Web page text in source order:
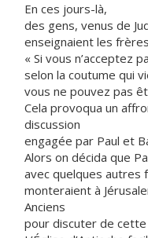
En ces jours-là,
des gens, venus de
enseignaient les
« Si vous n’acceptez
selon la coutume qui
vous ne pouvez pas
Cela provoqua un
discussion
engagée par Paul et
Alors on décida que
avec quelques autres
monteraient à
Anciens
pour discuter de